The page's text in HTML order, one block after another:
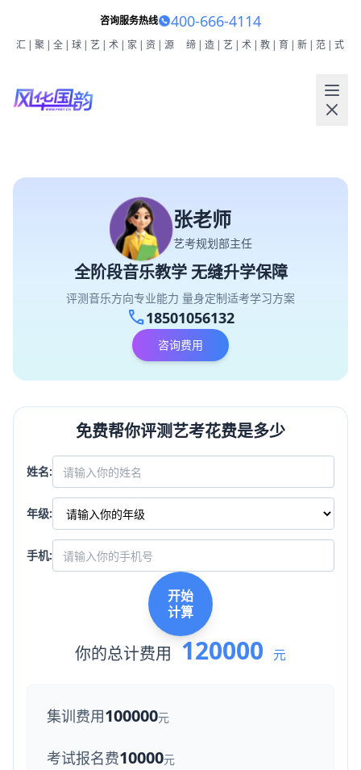
咨询服务热线 400-666-4114
汇|聚|全|球|艺|术|家|资|源 缔|造|艺|术|教|育|新|范|式
张老师
艺考规划部主任
全阶段音乐教学 无缝升学保障
评测音乐方向专业能力 量身定制适考学习方案
call18501056132
咨询费用
免费帮你评测艺考花费是多少
姓名:
年级:
手机:
开始
计算
你的总计费用 120000 元
集训费用100000元
考试报名费10000元